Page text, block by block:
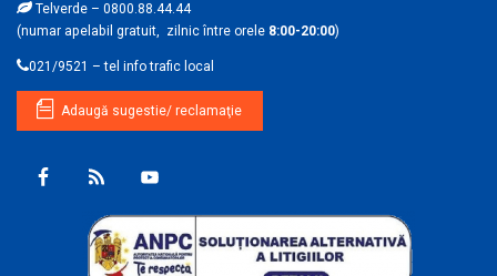
Telverde – 0800.88.44.44
(numar apelabil gratuit, zilnic între orele 8:00-20:00)
021/9521 – tel info trafic local
Adaugă sugestie/ reclamaţie